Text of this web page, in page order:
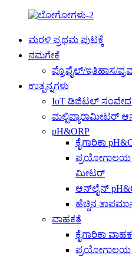
ಮರಳಿ ಪ್ರಥಮ ಪುಟಕ್ಕೆ
ನಮಗೇಕೆ
ಪ್ರೊಫೈಲ್/ಇತಿಹಾಸ/
ಉತ್ಪನ್ನಗಳು
IoT ಡಿಜಿಟಲ್
ಮಲ್ಟಿಪ್ಯಾರಾಮೀಟರ್
pH&ORP
ಕೈಗಾರಿಕಾ
ಪ್ರಯೋಗಾಲಯ
ಮೀಟರ್
ಆನ್‌ಲೈನ್
ಹೆಚ್ಚಿನ
ವಾಹಕತೆ
ಕೈಗಾರಿಕಾ
ಪ್ರಯೋಗಾಲಯ